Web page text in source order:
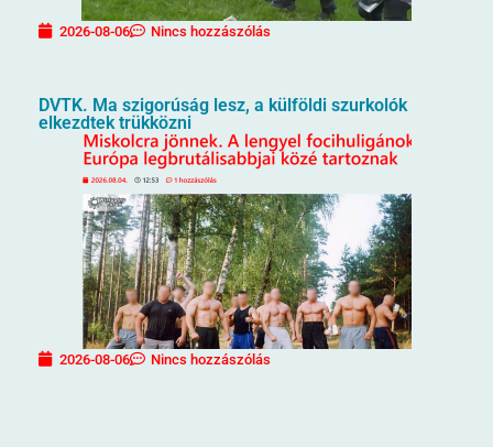
2026-08-06 Nincs hozzászólás
DVTK. Ma szigorúság lesz, a külföldi szurkolók
elkezdtek trükközni
2026-08-06 Nincs hozzászólás